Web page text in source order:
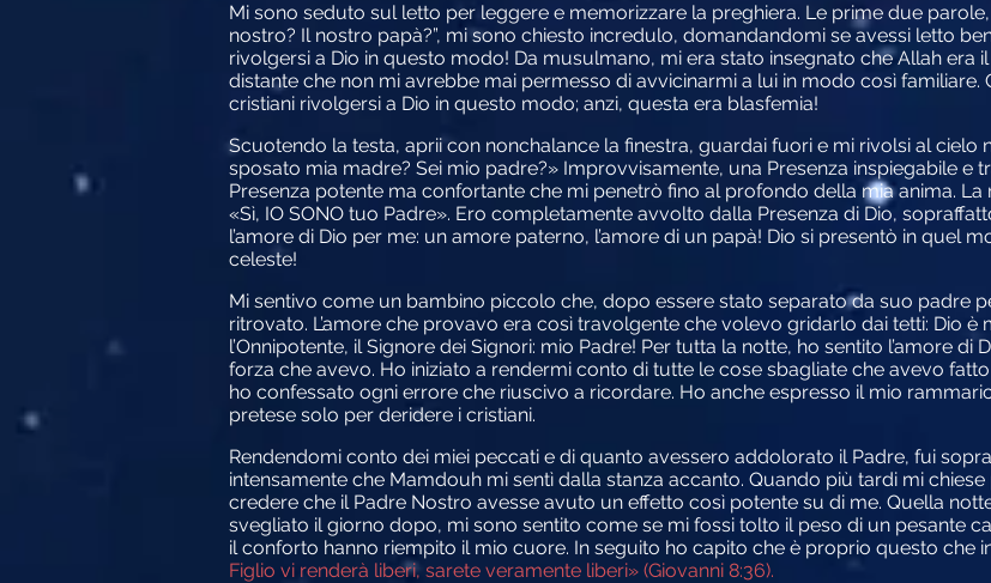
Mi sono seduto sul letto per leggere e memorizzare la preghiera. Le prime due parole,
nostro? Il nostro papà?”, mi sono chiesto incredulo, domandandomi se avessi letto
rivolgersi a Dio in questo modo! Da musulmano, mi era stato insegnato che Allah era
distante che non mi avrebbe mai permesso di avvicinarmi a lui in modo così familiare.
cristiani rivolgersi a Dio in questo modo; anzi, questa era blasfemia!
Scuotendo la testa, aprii con nonchalance la finestra, guardai fuori e mi rivolsi al
sposato mia madre? Sei mio padre?» Improvvisamente, una Presenza inspiegabile e
Presenza potente ma confortante che mi penetrò fino al profondo della mia anima.
«Sì, IO SONO tuo Padre». Ero completamente avvolto dalla Presenza di Dio,
l’amore di Dio per me: un amore paterno, l’amore di un papà! Dio si presentò in quel
celeste!
Mi sentivo come un bambino piccolo che, dopo essere stato separato da suo padre
ritrovato. L’amore che provavo era così travolgente che volevo gridarlo dai tetti: Dio è
l’Onnipotente, il Signore dei Signori: mio Padre! Per tutta la notte, ho sentito l’amore
forza che avevo. Ho iniziato a rendermi conto di tutte le cose sbagliate che avevo
ho confessato ogni errore che riuscivo a ricordare. Ho anche espresso il mio
pretese solo per deridere i cristiani.
Rendendomi conto dei miei peccati e di quanto avessero addolorato il Padre, fui
intensamente che Mamdouh mi sentì dalla stanza accanto. Quando più tardi mi
credere che il Padre Nostro avesse avuto un effetto così potente su di me. Quella
svegliato il giorno dopo, mi sono sentito come se mi fossi tolto il peso di un pesante
il conforto hanno riempito il mio cuore. In seguito ho capito che è proprio questo che
Figlio vi renderà liberi, sarete veramente liberi» (Giovanni 8:36).